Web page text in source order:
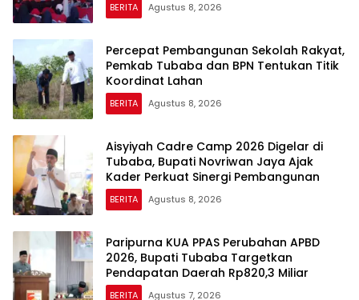
BERITA Agustus 8, 2026
Percepat Pembangunan Sekolah Rakyat,
Pemkab Tubaba dan BPN Tentukan Titik
Koordinat Lahan
BERITA Agustus 8, 2026
Aisyiyah Cadre Camp 2026 Digelar di
Tubaba, Bupati Novriwan Jaya Ajak
Kader Perkuat Sinergi Pembangunan
BERITA Agustus 8, 2026
Paripurna KUA PPAS Perubahan APBD
2026, Bupati Tubaba Targetkan
Pendapatan Daerah Rp820,3 Miliar
BERITA Agustus 7, 2026